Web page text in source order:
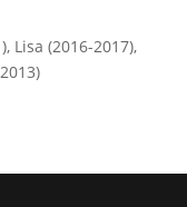
Lisa (2016-2017),